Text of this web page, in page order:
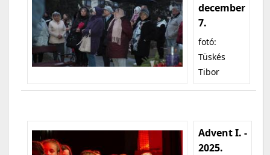
december
7.
fotó:
Tüskés
Tibor
Advent I. -
2025.